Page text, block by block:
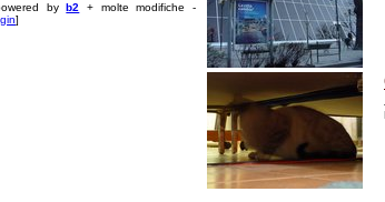
byb2
+ molte modifiche -
]